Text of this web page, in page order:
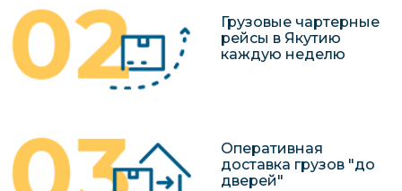
Грузовые чартерные
рейсы в Якутию
каждую неделю
Оперативная
доставка грузов "до
дверей"